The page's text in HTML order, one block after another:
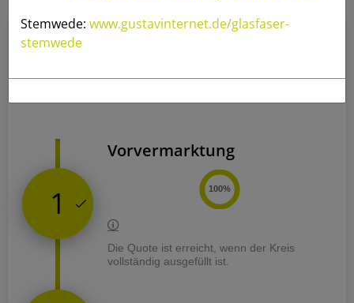
Stemwede: www.gustavinternet.de/glasfaser-
stemwede
Eickhorst
1
Vorvermarktung
100%
Die Quote ist erreicht, wenn der Kreis
vollständig ausgefüllt ist.